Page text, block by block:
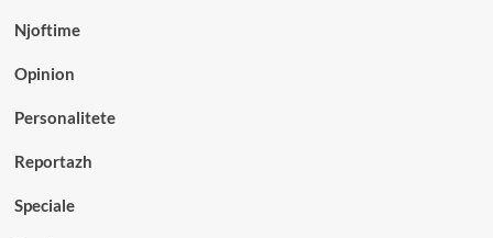
Njoftime
Opinion
Personalitete
Reportazh
Speciale